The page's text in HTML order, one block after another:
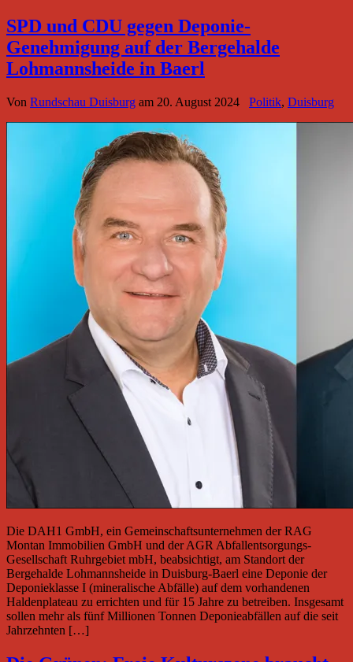
SPD und CDU gegen Deponie-
Genehmigung auf der Bergehalde
Lohmannsheide in Baerl
Von Rundschau Duisburg am 20. August 2024 Politik, Duisburg
Die DAH1 GmbH, ein Gemeinschaftsunternehmen der RAG
Montan Immobilien GmbH und der AGR Abfallentsorgungs-
Gesellschaft Ruhrgebiet mbH, beabsichtigt, am Standort der
Bergehalde Lohmannsheide in Duisburg-Baerl eine Deponie der
Deponieklasse I (mineralische Abfälle) auf dem vorhandenen
Haldenplateau zu errichten und für 15 Jahre zu betreiben. Insgesamt
sollen mehr als fünf Millionen Tonnen Deponieabfällen auf die seit
Jahrzehnten […]